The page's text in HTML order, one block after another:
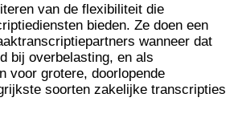
van de flexibiliteit die
bieden. Ze doen een
wanneer dat
bij overbelasting, en als
voor grotere, doorlopende
soorten zakelijke transcripties